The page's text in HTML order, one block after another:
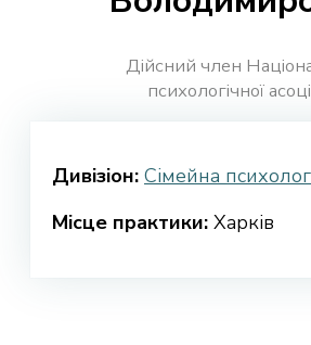
Дійсний член
психологічної
Дивізіон: Сімейна
Місце практики: Харків